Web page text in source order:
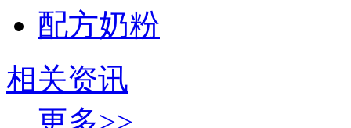
配方奶粉
相关资讯